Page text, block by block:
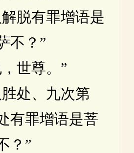
有罪增语是
不？”
世尊。”
处、九次第
有罪增语是菩
？”